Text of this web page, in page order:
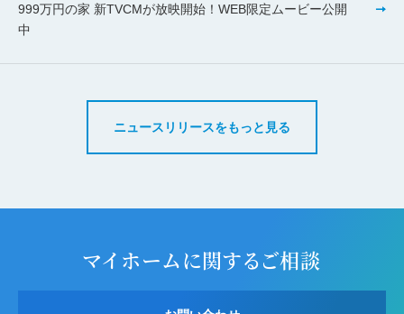
999万円の家 新TVCMが放映開始！WEB限定ムービー公開
中
ニュースリリースをもっと見る
マイホームに関するご相談